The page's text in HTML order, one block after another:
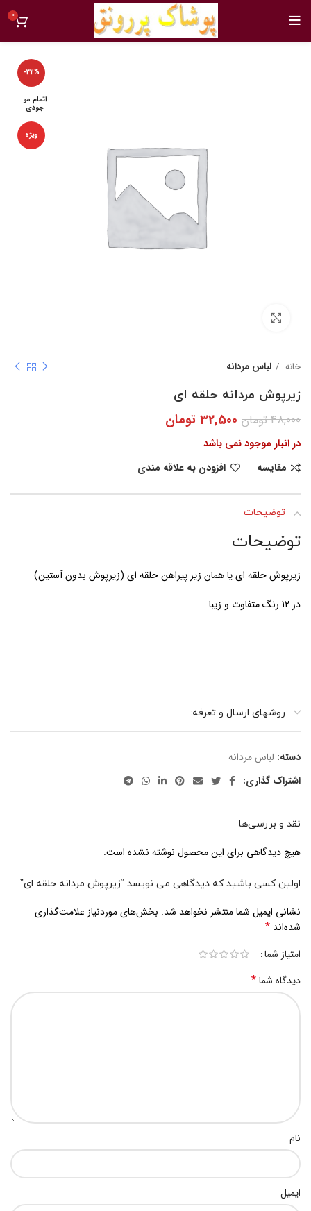
0
-32%
اتمام مو
جودی
ویژه
خانه لباس مردانه
زیرپوش مردانه حلقه ای
48,000تومان 32,500 تومان
در انبار موجود نمی باشد
مقایسه
افزودن به علاقه مندی
توضیحات
توضیحات
زیرپوش حلقه ای یا همان زیر پیراهن حلقه ای (زیرپوش بدون آستین)
در 12 رنگ متفاوت و زیبا
روشهای ارسال و تعرفه:
دسته: لباس مردانه
اشتراک گذاری:
نقد و بررسی‌ها
هیچ دیدگاهی برای این محصول نوشته نشده است.
اولین کسی باشید که دیدگاهی می نویسد “زیرپوش مردانه حلقه ای”
نشانی ایمیل شما منتشر نخواهد شد. بخش‌های موردنیاز علامت‌گذاری
شده‌اند *
امتیاز شما
دیدگاه شما*
نام
ایمیل